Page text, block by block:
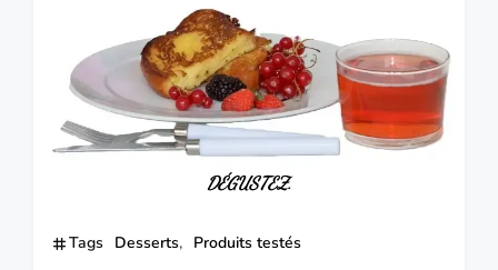
DÉGUSTEZ.
Tags Desserts Produits testés